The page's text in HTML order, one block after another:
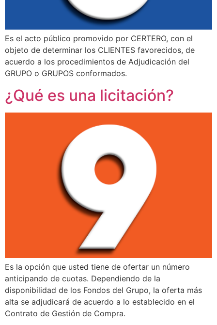
Es el acto público promovido por CERTERO, con el
objeto de determinar los CLIENTES favorecidos, de
acuerdo a los procedimientos de Adjudicación del
GRUPO o GRUPOS conformados.
¿Qué es una licitación?
Es la opción que usted tiene de ofertar un número
anticipando de cuotas. Dependiendo de la
disponibilidad de los Fondos del Grupo, la oferta más
alta se adjudicará de acuerdo a lo establecido en el
Contrato de Gestión de Compra.